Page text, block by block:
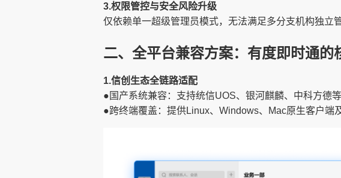
3.权限管控与安全风险升级
仅依赖单一超级管理员模式，无法满足多分支机构独立
二、全平台兼容方案：有度即时通的
1.信创生态全链路适配
●国产系统兼容：支持统信UOS、银河麒麟、中科方德
●跨终端覆盖：提供Linux、Windows、Mac原生客户